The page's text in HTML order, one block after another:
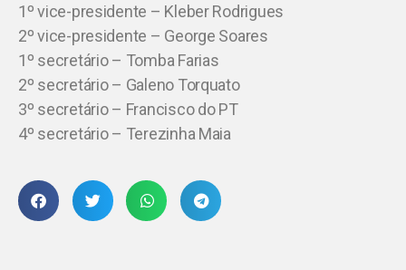
1º vice-presidente – Kleber Rodrigues
2º vice-presidente – George Soares
1º secretário – Tomba Farias
2º secretário – Galeno Torquato
3º secretário – Francisco do PT
4º secretário – Terezinha Maia